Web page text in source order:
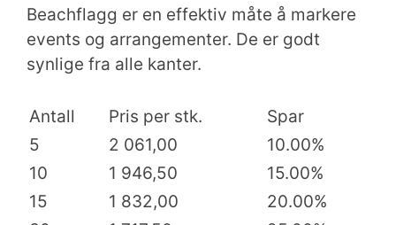
Beachflagg er en effektiv måte å markere
events og arrangementer. De er godt
synlige fra alle kanter.
Antall Pris per stk.
Spar
5
2 061,00
10.00%
10
1 946,50
15.00%
15
1 832,00
20.00%